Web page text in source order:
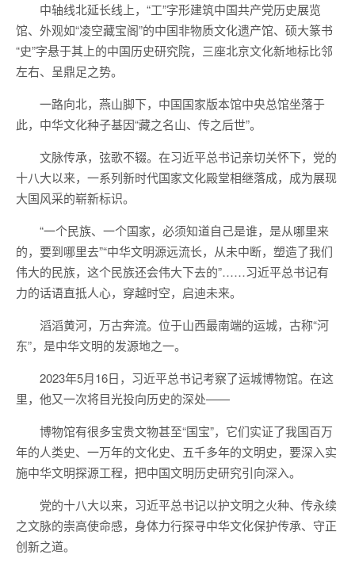
中轴线北延长线上，“工”字形建筑中国共产党历史展览
馆、外观如“凌空藏宝阁”的中国非物质文化遗产馆、硕大篆书
“史”字悬于其上的中国历史研究院，三座北京文化新地标比邻
左右、呈鼎足之势。
一路向北，燕山脚下，中国国家版本馆中央总馆坐落于
此，中华文化种子基因“藏之名山、传之后世”。
文脉传承，弦歌不辍。在习近平总书记亲切关怀下，党的
十八大以来，一系列新时代国家文化殿堂相继落成，成为展现
大国风采的崭新标识。
“一个民族、一个国家，必须知道自己是谁，是从哪里来
的，要到哪里去”“中华文明源远流长，从未中断，塑造了我们
伟大的民族，这个民族还会伟大下去的”……习近平总书记有
力的话语直抵人心，穿越时空，启迪未来。
滔滔黄河，万古奔流。位于山西最南端的运城，古称“河
东”，是中华文明的发源地之一。
2023年5月16日，习近平总书记考察了运城博物馆。在这
里，他又一次将目光投向历史的深处——
博物馆有很多宝贵文物甚至“国宝”，它们实证了我国百万
年的人类史、一万年的文化史、五千多年的文明史，要深入实
施中华文明探源工程，把中国文明历史研究引向深入。
党的十八大以来，习近平总书记以护文明之火种、传永续
之文脉的崇高使命感，身体力行探寻中华文化保护传承、守正
创新之道。